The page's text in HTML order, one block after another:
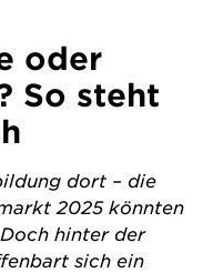
oder
So steht
dort – die
2025 könnten
hinter der
sich ein